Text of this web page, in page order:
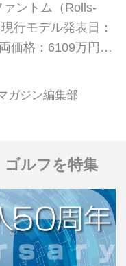
ントム（Rolls-
行モデル発表日：
価格：6109万円〜
ガジン編集部
ルフを特集